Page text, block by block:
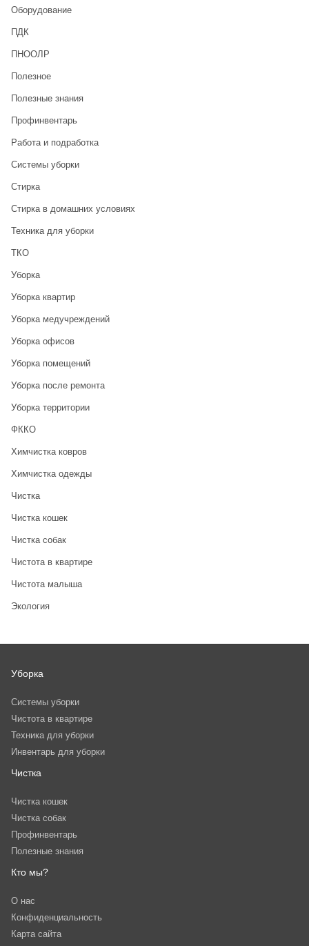
Оборудование
ПДК
ПНООЛР
Полезное
Полезные знания
Профинвентарь
Работа и подработка
Системы уборки
Стирка
Стирка в домашних условиях
Техника для уборки
ТКО
Уборка
Уборка квартир
Уборка медучреждений
Уборка офисов
Уборка помещений
Уборка после ремонта
Уборка территории
ФККО
Химчистка ковров
Химчистка одежды
Чистка
Чистка кошек
Чистка собак
Чистота в квартире
Чистота малыша
Экология
Уборка
Системы уборки
Чистота в квартире
Техника для уборки
Инвентарь для уборки
Чистка
Чистка кошек
Чистка собак
Профинвентарь
Полезные знания
Кто мы?
О нас
Конфиденциальность
Карта сайта